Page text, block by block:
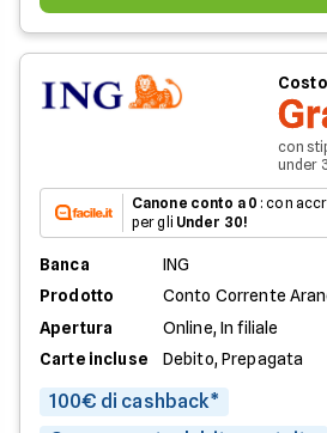
con
under
Canone conto a 0 : con
per gli Under 30!
Banca
ING
Prodotto
Conto Corrente
Apertura
Online, In filiale
Carte incluse
Debito, Prepagata
100€ di cashback*